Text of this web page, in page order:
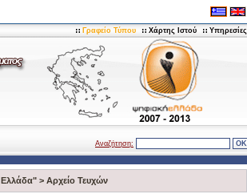
Γραφείο Τύπου Χάρτης Ιστού Υπηρεσίες
Αναζήτηση:
Ελλάδα" > Αρχείο Τευχών